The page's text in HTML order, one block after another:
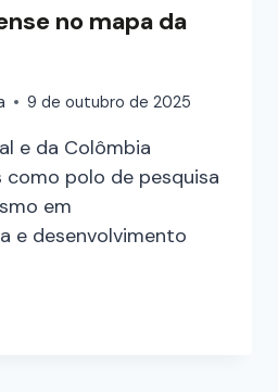
no mapa da
9 de outubro de 2025
e da Colômbia
polo de pesquisa
em
e desenvolvimento